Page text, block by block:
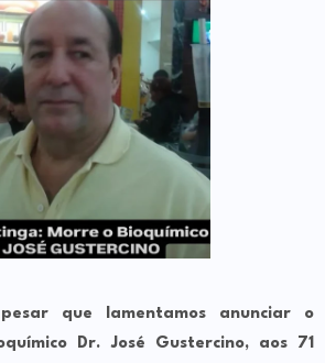
que lamentamos anunciar o
Dr. José Gustercino, aos 71